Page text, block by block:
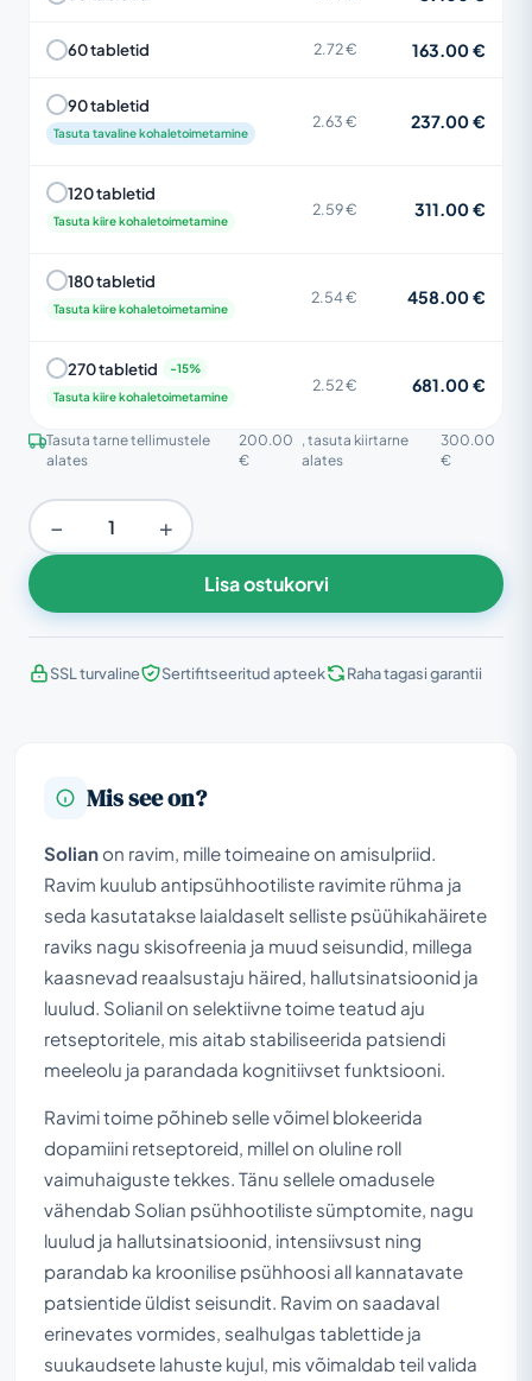
60 tabletid 2.72 € 163.00 €
90 tabletid
Tasuta tavaline kohaletoimetamine
2.63 € 237.00 €
120 tabletid
Tasuta kiire kohaletoimetamine
2.59 € 311.00 €
180 tabletid
Tasuta kiire kohaletoimetamine
2.54 € 458.00 €
270 tabletid
Tasuta kiire kohaletoimetamine
2.52 € 681.00 €
Tasuta tarne tellimustele
alates
200.00
€
, tasuta kiirtarne
alates
300.00
€
− +
Lisa ostukorvi
SSL turvaline Sertifitseeritud apteek Raha tagasi garantii
Mis see on?
Solian on ravim, mille toimeaine on amisulpriid.
Ravim kuulub antipsühhootiliste ravimite rühma ja
seda kasutatakse laialdaselt selliste psüühikahäirete
raviks nagu skisofreenia ja muud seisundid, millega
kaasnevad reaalsustaju häired, hallutsinatsioonid ja
luulud. Solianil on selektiivne toime teatud aju
retseptoritele, mis aitab stabiliseerida patsiendi
meeleolu ja parandada kognitiivset funktsiooni.
Ravimi toime põhineb selle võimel blokeerida
dopamiini retseptoreid, millel on oluline roll
vaimuhaiguste tekkes. Tänu sellele omadusele
vähendab Solian psühhootiliste sümptomite, nagu
luulud ja hallutsinatsioonid, intensiivsust ning
parandab ka kroonilise psühhoosi all kannatavate
patsientide üldist seisundit. Ravim on saadaval
erinevates vormides, sealhulgas tablettide ja
suukaudsete lahuste kujul, mis võimaldab teil valida